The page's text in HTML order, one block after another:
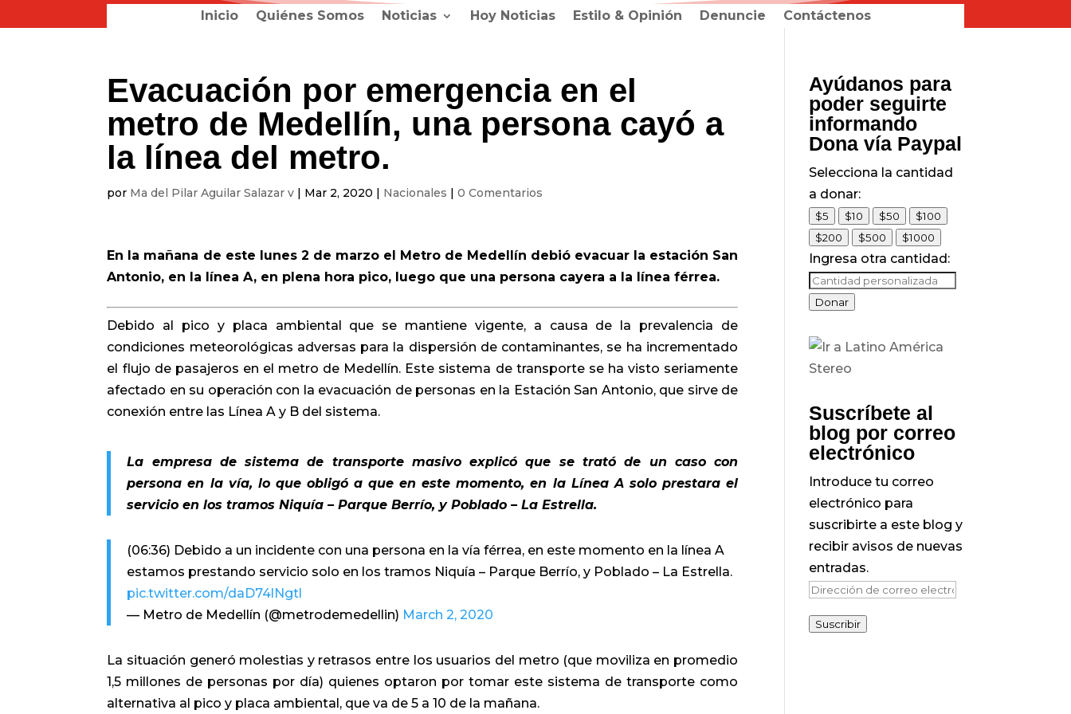
Inicio Quiénes Somos Noticias Hoy Noticias Estilo & Opinión Denuncie Contáctenos
Evacuación por emergencia en el
metro de Medellín, una persona cayó a
la línea del metro.
por Ma del Pilar Aguilar Salazar v | Mar 2, 2020 | Nacionales |0 Comentarios
En la mañana de este lunes 2 de marzo el Metro de Medellín debió evacuar la estación San
Antonio, en la línea A, en plena hora pico, luego que una persona cayera a la línea férrea.
Debido al pico y placa ambiental que se mantiene vigente, a causa de la prevalencia de
condiciones meteorológicas adversas para la dispersión de contaminantes, se ha incrementado
el flujo de pasajeros en el metro de Medellín. Este sistema de transporte se ha visto seriamente
afectado en su operación con la evacuación de personas en la Estación San Antonio, que sirve de
conexión entre las Línea A y B del sistema.
La empresa de sistema de transporte masivo explicó que se trató de un caso con
persona en la vía, lo que obligó a que en este momento, en la Línea A solo prestara el
servicio en los tramos Niquía – Parque Berrío, y Poblado – La Estrella.
(06:36) Debido a un incidente con una persona en la vía férrea, en este momento en la línea A
estamos prestando servicio solo en los tramos Niquía – Parque Berrío, y Poblado – La Estrella.
pic.twitter.com/daD74lNgtl
— Metro de Medellín (@metrodemedellin) March 2, 2020
La situación generó molestias y retrasos entre los usuarios del metro (que moviliza en promedio
1,5 millones de personas por día) quienes optaron por tomar este sistema de transporte como
alternativa al pico y placa ambiental, que va de 5 a 10 de la mañana.
Ayúdanos para
poder seguirte
informando
Dona vía Paypal
Selecciona la cantidad
a donar:
$5 $10 $50
$100
$200
$500 $1000
Ingresa otra cantidad:
Donar
Suscríbete al
blog por correo
electrónico
Introduce tu correo
electrónico para
suscribirte a este blog y
recibir avisos de nuevas
entradas.
Dirección
correo
Suscribir